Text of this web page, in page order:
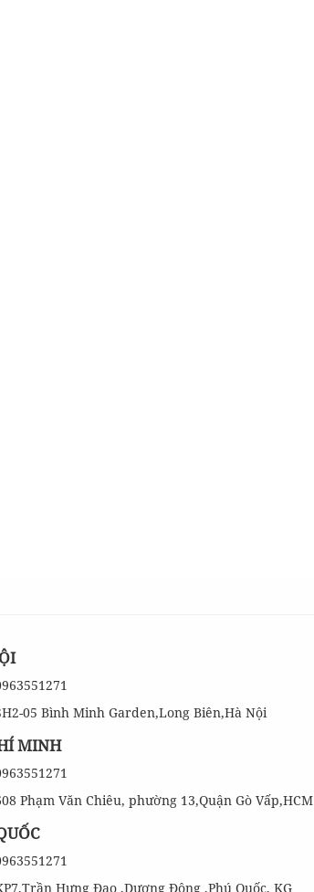
05 Bình Minh Garden,Long Biên,Hà Nội
MINH
Phạm Văn Chiêu, phường 13,Quận Gò Vấp,HCM
Hưng Đạo ,Dương Đông ,Phú Quốc, KG